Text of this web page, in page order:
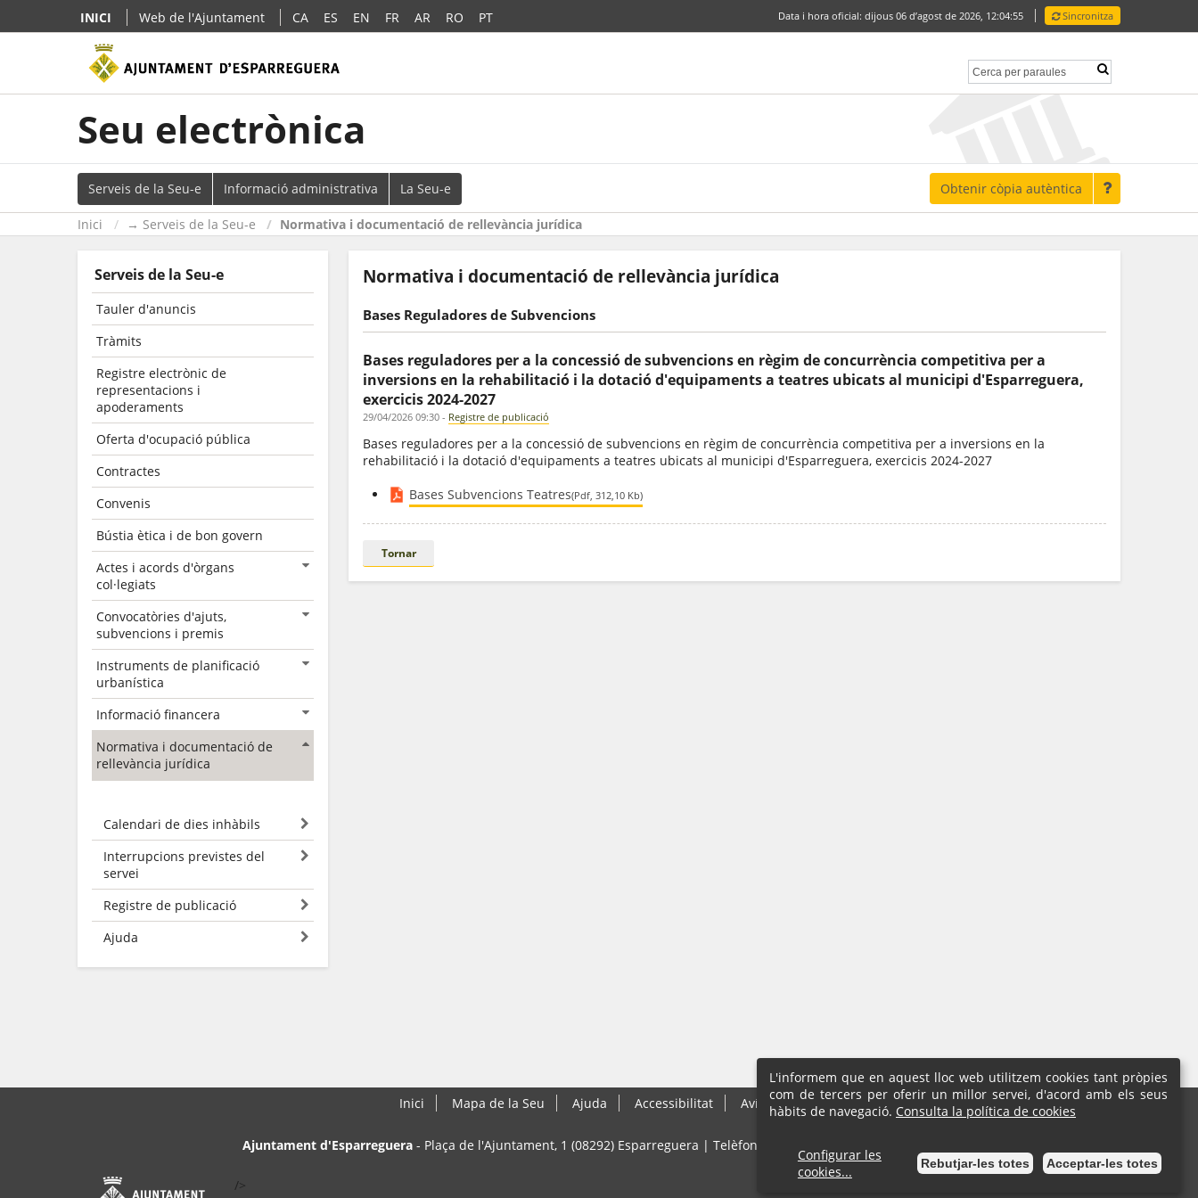
INICI Web de l'Ajuntament CA ES EN FR AR RO PT Data i hora oficial: dijous 06 d’agost de 2026, 12:04:55 Sincronitza
Seu electrònica
Serveis de la Seu-e Informació administrativa La Seu-e Obtenir còpia autèntica
Inici → Serveis de la Seu-e Normativa i documentació de rellevància jurídica
Serveis de la Seu-e
Tauler d'anuncis
Tràmits
Registre electrònic de
representacions i
apoderaments
Oferta d'ocupació pública
Contractes
Convenis
Bústia ètica i de bon govern
Actes i acords d'òrgans
col·legiats
Convocatòries d'ajuts,
subvencions i premis
Instruments de planificació
urbanística
Informació financera
Normativa i documentació de
rellevància jurídica
Calendari de dies inhàbils
Interrupcions previstes del
servei
Registre de publicació
Ajuda
Normativa i documentació de rellevància jurídica
Bases Reguladores de Subvencions
Bases reguladores per a la concessió de subvencions en règim de concurrència competitiva per a
inversions en la rehabilitació i la dotació d'equipaments a teatres ubicats al municipi d'Esparreguera,
exercicis 2024-2027
29/04/2026 09:30 - Registre de publicació
Bases reguladores per a la concessió de subvencions en règim de concurrència competitiva per a inversions en la
rehabilitació i la dotació d'equipaments a teatres ubicats al municipi d'Esparreguera, exercicis 2024-2027
Bases Subvencions Teatres(Pdf, 312,10 Kb)
Tornar
Inici Mapa de la Seu Ajuda Accessibilitat Avís Legal
Ajuntament d'Esparreguera - Plaça de l'Ajuntament, 1 (08292) Esparreguera | Telèfon: 93 777 18 01 | Fax: 93 777 59 04
/>
L'informem que en aquest lloc web utilitzem cookies tant pròpies
com de tercers per oferir un millor servei, d'acord amb els seus
hàbits de navegació. Consulta la política de cookies
Configurar les
cookies...
Rebutjar-les totes Acceptar-les totes